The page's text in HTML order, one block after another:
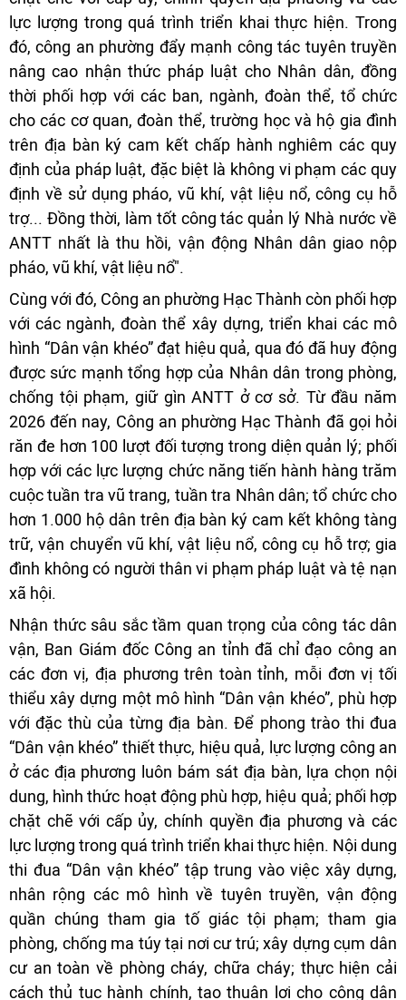
lực lượng trong quá trình triển khai thực hiện. Trong
đó, công an phường đẩy mạnh công tác tuyên truyền
nâng cao nhận thức pháp luật cho Nhân dân, đồng
thời phối hợp với các ban, ngành, đoàn thể, tổ chức
cho các cơ quan, đoàn thể, trường học và hộ gia đình
trên địa bàn ký cam kết chấp hành nghiêm các quy
định của pháp luật, đặc biệt là không vi phạm các quy
định về sử dụng pháo, vũ khí, vật liệu nổ, công cụ hỗ
trợ... Đồng thời, làm tốt công tác quản lý Nhà nước về
ANTT nhất là thu hồi, vận động Nhân dân giao nộp
pháo, vũ khí, vật liệu nổ".
Cùng với đó, Công an phường Hạc Thành còn phối hợp
với các ngành, đoàn thể xây dựng, triển khai các mô
hình “Dân vận khéo” đạt hiệu quả, qua đó đã huy động
được sức mạnh tổng hợp của Nhân dân trong phòng,
chống tội phạm, giữ gìn ANTT ở cơ sở. Từ đầu năm
2026 đến nay, Công an phường Hạc Thành đã gọi hỏi
răn đe hơn 100 lượt đối tượng trong diện quản lý; phối
hợp với các lực lượng chức năng tiến hành hàng trăm
cuộc tuần tra vũ trang, tuần tra Nhân dân; tổ chức cho
hơn 1.000 hộ dân trên địa bàn ký cam kết không tàng
trữ, vận chuyển vũ khí, vật liệu nổ, công cụ hỗ trợ; gia
đình không có người thân vi phạm pháp luật và tệ nạn
xã hội.
Nhận thức sâu sắc tầm quan trọng của công tác dân
vận, Ban Giám đốc Công an tỉnh đã chỉ đạo công an
các đơn vị, địa phương trên toàn tỉnh, mỗi đơn vị tối
thiểu xây dựng một mô hình “Dân vận khéo”, phù hợp
với đặc thù của từng địa bàn. Để phong trào thi đua
“Dân vận khéo” thiết thực, hiệu quả, lực lượng công an
ở các địa phương luôn bám sát địa bàn, lựa chọn nội
dung, hình thức hoạt động phù hợp, hiệu quả; phối hợp
chặt chẽ với cấp ủy, chính quyền địa phương và các
lực lượng trong quá trình triển khai thực hiện. Nội dung
thi đua “Dân vận khéo” tập trung vào việc xây dựng,
nhân rộng các mô hình về tuyên truyền, vận động
quần chúng tham gia tố giác tội phạm; tham gia
phòng, chống ma túy tại nơi cư trú; xây dựng cụm dân
cư an toàn về phòng cháy, chữa cháy; thực hiện cải
cách thủ tục hành chính, tạo thuận lợi cho công dân